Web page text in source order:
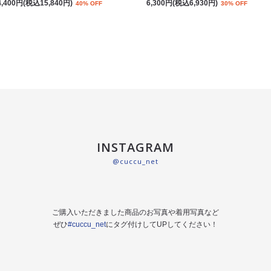
円(税込15,840円) 40% OFF
6,300円(税込6,930円) 30% OFF
INSTAGRAM
@cuccu_net
ご購入いただきました商品のお写真や着用写真など
ぜひ#cuccu_netにタグ付けしてUPしてください！